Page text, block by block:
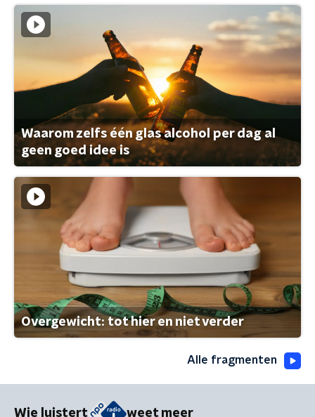
Waarom zelfs één glas alcohol per dag al
geen goed idee is
Overgewicht: tot hier en niet verder
Alle fragmenten
Wie luistert weet meer